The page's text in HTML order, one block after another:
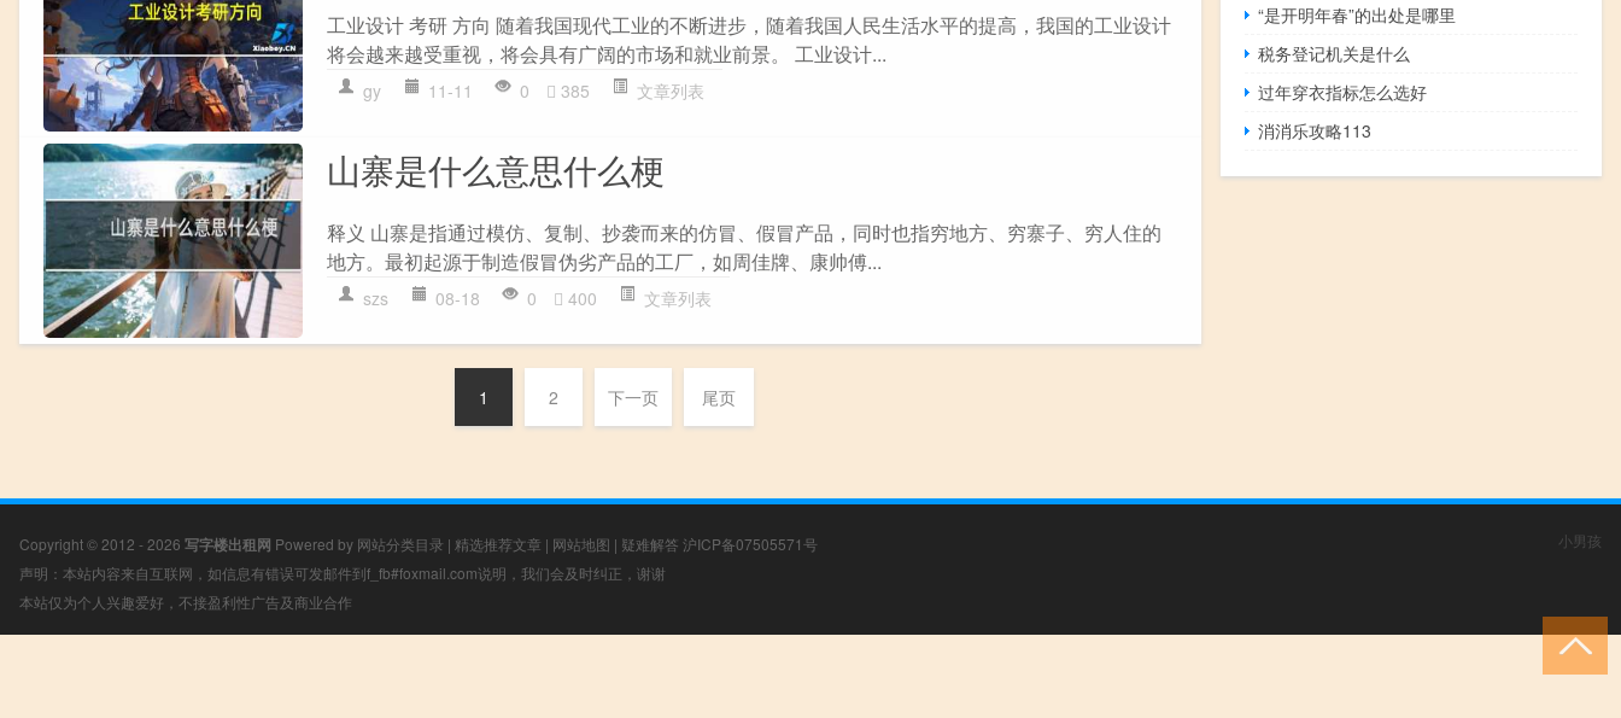
工业设计 考研 方向 随着我国现代工业的不断进步，随着我国人民生活水平的提高，我国的工业设计
将会越来越受重视，将会具有广阔的市场和就业前景。 工业设计...
gy 11-11 0 385 文章列表
山寨是什么意思什么梗
释义 山寨是指通过模仿、复制、抄袭而来的仿冒、假冒产品，同时也指穷地方、穷寨子、穷人住的
地方。最初起源于制造假冒伪劣产品的工厂，如周佳牌、康帅傅...
szs 08-18 0 400 文章列表
1 2 下一页 尾页
“是开明年春”的出处是哪里
税务登记机关是什么
过年穿衣指标怎么选好
消消乐攻略113
Copyright © 2012 - 2026 写字楼出租网 Powered by 网站分类目录 | 精选推荐文章 | 网站地图 | 疑难解答 沪ICP备07505571号
声明：本站内容来自互联网，如信息有错误可发邮件到f_fb#foxmail.com说明，我们会及时纠正，谢谢
本站仅为个人兴趣爱好，不接盈利性广告及商业合作
小男孩